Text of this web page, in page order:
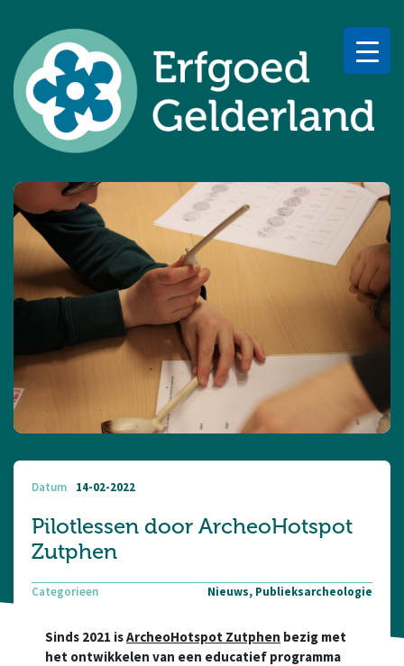
Datum 14-02-2022
Pilotlessen door ArcheoHotspot
Zutphen
Categorieen Nieuws, Publieksarcheologie
Sinds 2021 isArcheoHotspot Zutphen bezig met
het ontwikkelen van een educatief programma